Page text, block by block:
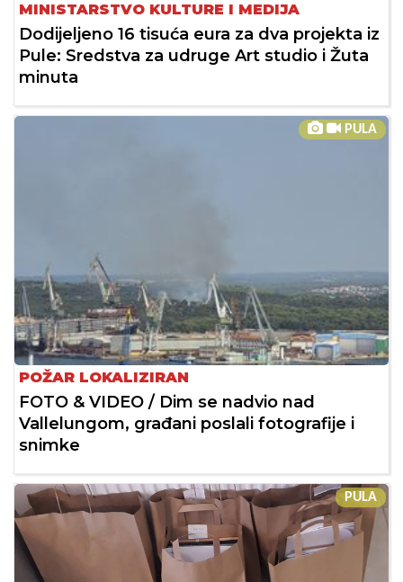
MINISTARSTVO KULTURE I MEDIJA
Dodijeljeno 16 tisuća eura za dva projekta iz
Pule: Sredstva za udruge Art studio i Žuta
minuta
PULA
POŽAR LOKALIZIRAN
FOTO & VIDEO / Dim se nadvio nad
Vallelungom, građani poslali fotografije i
snimke
PULA